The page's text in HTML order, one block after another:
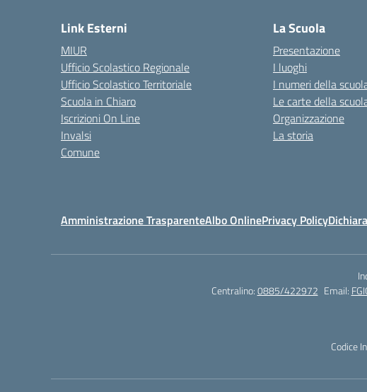
Link Esterni
MIUR
Ufficio Scolastico Regionale
Ufficio Scolastico Territoriale
Scuola in Chiaro
Iscrizioni On Line
Invalsi
Comune
La Scuola
Presentazione
I luoghi
I numeri della
Le carte della
Organizzazione
La storia
Amministrazione TrasparenteAlbo OnlinePrivacy Policy
Centralino:0885/422972 Email:
Codice